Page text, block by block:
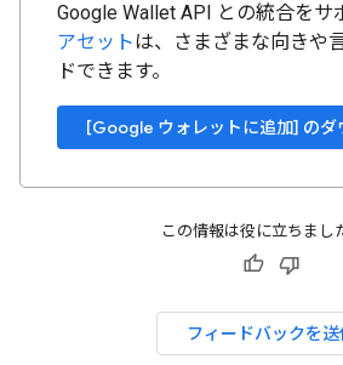
Google Wallet API との統合をサ
アセットは、さまざまな向きや
ドできます。
[Google ウォレットに追加] のダ
この情報は役に立ちまし
フィードバックを送